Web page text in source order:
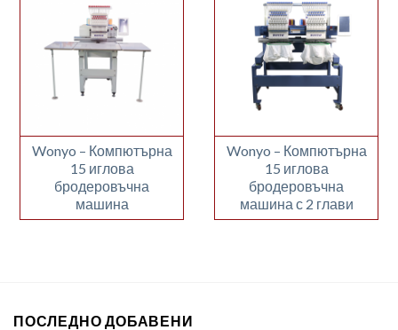
Wonyo – Компютърна
15 иглова
бродеровъчна
машина
Wonyo – Компютърна
15 иглова
бродеровъчна
машина с 2 глави
ПОСЛЕДНО ДОБАВЕНИ